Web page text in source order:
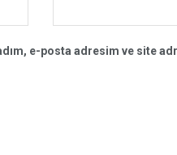
e-posta adresim ve site